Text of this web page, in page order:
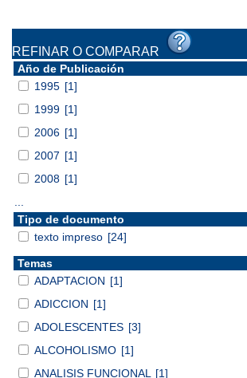
REFINAR O COMPARAR
Año de Publicación
1995 [1]
1999 [1]
2006 [1]
2007 [1]
2008 [1]
Tipo de documento
texto impreso [24]
Temas
ADAPTACION [1]
ADICCION [1]
ADOLESCENTES [3]
ALCOHOLISMO [1]
ANALISIS FUNCIONAL
[1]